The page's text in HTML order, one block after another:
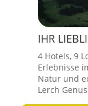
IHR
4 Hotels, 9
Erlebnisse
Natur und
Lerch